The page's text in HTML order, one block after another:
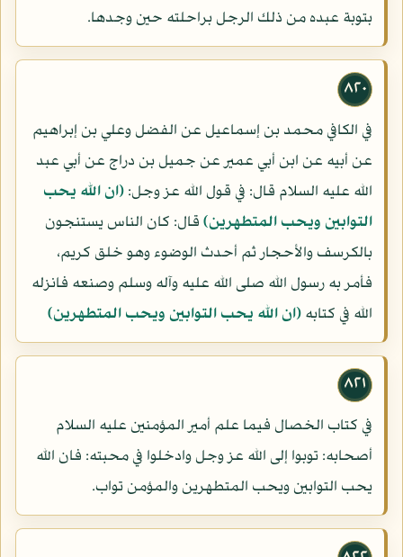
بتوبة عبده من ذلك الرجل براحلته حين وجدها.
٨٢٠
في الكافي محمد بن إسماعيل عن الفضل وعلي بن إبراهيم
عن أبيه عن ابن أبي عمير عن جميل بن دراج عن أبي عبد
الله عليه السلام قال: في قول الله عز وجل: (ان الله يحب
التوابين ويحب المتطهرين) قال: كان الناس يستنجون
بالكرسف والأحجار ثم أحدث الوضوء وهو خلق كريم،
فأمر به رسول الله صلى الله عليه وآله وسلم وصنعه فانزله
الله في كتابه (ان الله يحب التوابين ويحب المتطهرين)
٨٢١
في كتاب الخصال فيما علم أمير المؤمنين عليه السلام
أصحابه: توبوا إلى الله عز وجل وادخلوا في محبته: فان الله
يحب التوابين ويحب المتطهرين والمؤمن تواب.